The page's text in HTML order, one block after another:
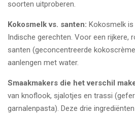
soorten uitproberen.
Kokosmelk vs. santen: Kokosmelk is
Indische gerechten. Voor een rijkere,
santen (geconcentreerde
aanlengen met water.
Smaakmakers die het verschil
van knoflook, sjalotjes en trassi
garnalenpasta). Deze drie